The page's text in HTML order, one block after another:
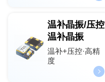
温补晶振/压控
温补晶振
温补+压控·高精
度